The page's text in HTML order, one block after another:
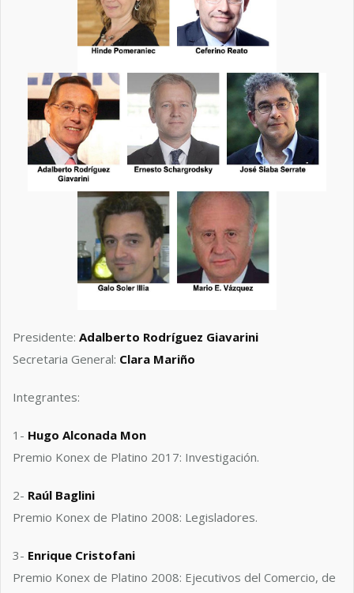
Presidente: Adalberto Rodríguez Giavarini
Secretaria General: Clara Mariño
Integrantes:
1- Hugo Alconada Mon
Premio Konex de Platino 2017: Investigación.
2- Raúl Baglini
Premio Konex de Platino 2008: Legisladores.
3- Enrique Cristofani
Premio Konex de Platino 2008: Ejecutivos del Comercio, de